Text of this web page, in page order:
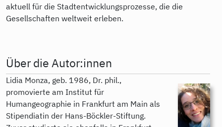
aktuell für die Stadtentwicklungsprozesse, die die
Gesellschaften weltweit erleben.
Über die Autor:innen
Lidia Monza, geb. 1986, Dr. phil.,
promovierte am Institut für
Humangeographie in Frankfurt am Main als
Stipendiatin der Hans-Böckler-Stiftung.